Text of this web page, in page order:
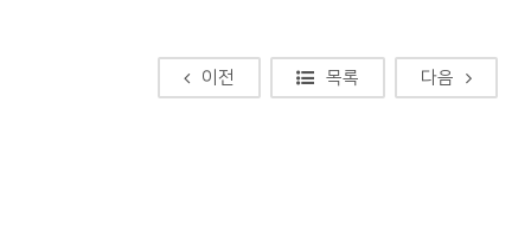
이전 목록 다음